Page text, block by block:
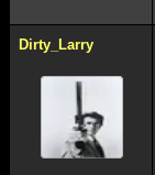
Dirty_Larry